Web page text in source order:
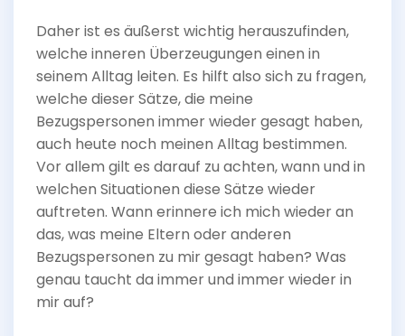
Daher ist es äußerst wichtig herauszufinden,
welche inneren Überzeugungen einen in
seinem Alltag leiten. Es hilft also sich zu fragen,
welche dieser Sätze, die meine
Bezugspersonen immer wieder gesagt haben,
auch heute noch meinen Alltag bestimmen.
Vor allem gilt es darauf zu achten, wann und in
welchen Situationen diese Sätze wieder
auftreten. Wann erinnere ich mich wieder an
das, was meine Eltern oder anderen
Bezugspersonen zu mir gesagt haben? Was
genau taucht da immer und immer wieder in
mir auf?